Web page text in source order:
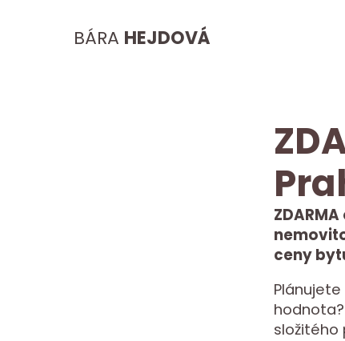
BÁRA HEJDOVÁ
ceny
složitého